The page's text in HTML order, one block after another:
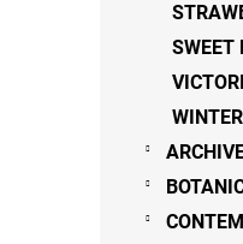
SWEET